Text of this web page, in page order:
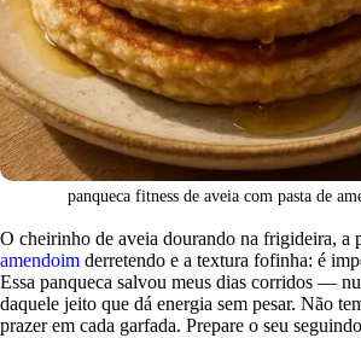
panqueca fitness de aveia com pasta de
O cheirinho de aveia dourando na frigideira, a
amendoim derretendo e a textura fofinha: é
Essa panqueca salvou meus dias corridos —
daquele jeito que dá energia sem pesar. Não
prazer em cada garfada. Prepare o seu